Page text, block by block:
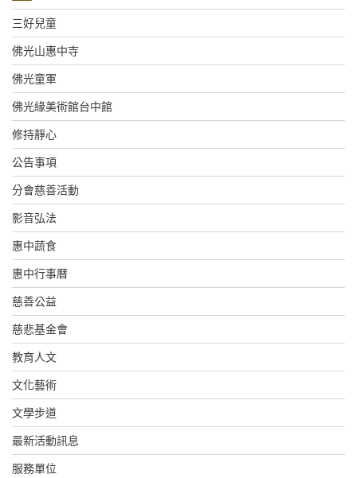
三好兒童
佛光山惠中寺
佛光童軍
佛光緣美術館台中館
修持靜心
公告事項
分會慈善活動
影音弘法
惠中蔬食
惠中行事曆
慈善公益
慈悲基金會
教育人文
文化藝術
文學步道
最新活動訊息
服務單位